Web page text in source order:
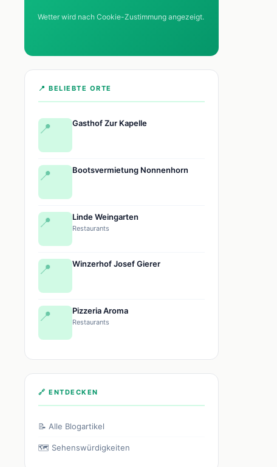
Wetter wird nach Cookie-Zustimmung angezeigt.
📍 BELIEBTE ORTE
📍 Gasthof Zur Kapelle
📍 Bootsvermietung Nonnenhorn
📍 Linde Weingarten
Restaurants
📍 Winzerhof Josef Gierer
📍 Pizzeria Aroma
Restaurants
🔗 ENTDECKEN
📝 Alle Blogartikel
🗺️ Sehenswürdigkeiten